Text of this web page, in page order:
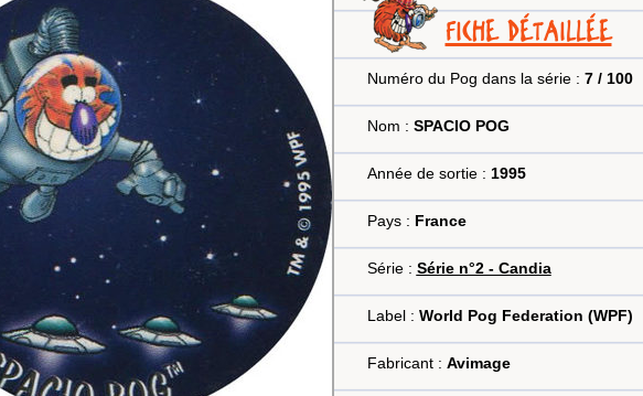
FICHE DÉTAILLÉE
Numéro du Pog dans la série : 7 / 100
Nom : SPACIO POG
Année de sortie : 1995
Pays : France
Série : Série n°2 - Candia
Label : World Pog Federation (WPF)
Fabricant : Avimage